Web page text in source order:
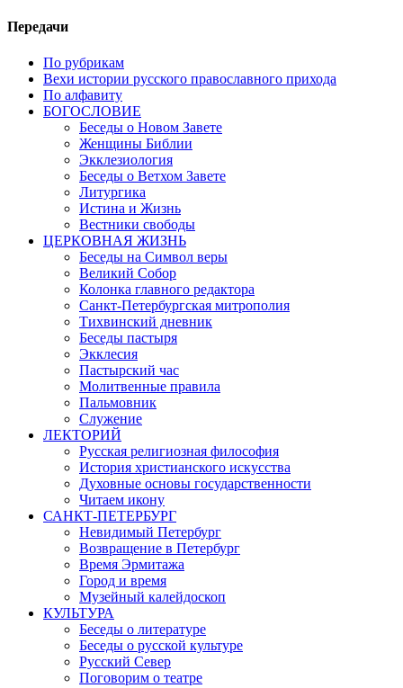
Передачи
По рубрикам
Вехи истории русского православного прихода
По алфавиту
БОГОСЛОВИЕ
Беседы о Новом Завете
Женщины Библии
Экклезиология
Беседы о Ветхом Завете
Литургика
Истина и Жизнь
Вестники свободы
ЦЕРКОВНАЯ ЖИЗНЬ
Беседы на Символ веры
Великий Собор
Колонка главного редактора
Санкт-Петербургская митрополия
Тихвинский дневник
Беседы пастыря
Экклесия
Пастырский час
Молитвенные правила
Пальмовник
Служение
ЛЕКТОРИЙ
Русская религиозная философия
История христианского искусства
Духовные основы государственности
Читаем икону
САНКТ-ПЕТЕРБУРГ
Невидимый Петербург
Возвращение в Петербург
Время Эрмитажа
Город и время
Музейный калейдоскоп
КУЛЬТУРА
Беседы о литературе
Беседы о русской культуре
Русский Север
Поговорим о театре